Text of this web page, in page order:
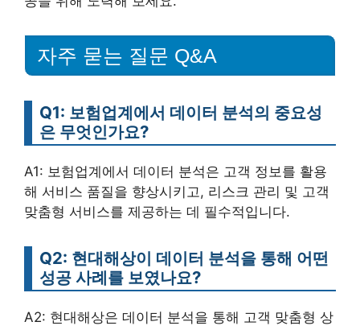
자주 묻는 질문 Q&A
Q1: 보험업계에서 데이터 분석의 중요성
은 무엇인가요?
A1: 보험업계에서 데이터 분석은 고객 정보를 활용
해 서비스 품질을 향상시키고, 리스크 관리 및 고객
맞춤형 서비스를 제공하는 데 필수적입니다.
Q2: 현대해상이 데이터 분석을 통해 어떤
성공 사례를 보였나요?
A2: 현대해상은 데이터 분석을 통해 고객 맞춤형 상